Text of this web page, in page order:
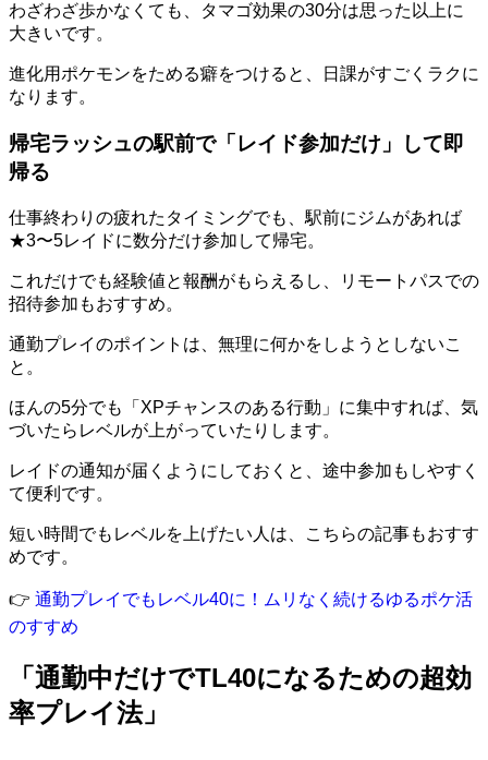
わざわざ歩かなくても、タマゴ効果の30分は思った以上に
大きいです。
進化用ポケモンをためる癖をつけると、日課がすごくラクに
なります。
帰宅ラッシュの駅前で「レイド参加だけ」して即
帰る
仕事終わりの疲れたタイミングでも、駅前にジムがあれば
★3〜5レイドに数分だけ参加して帰宅。
これだけでも経験値と報酬がもらえるし、リモートパスでの
招待参加もおすすめ。
通勤プレイのポイントは、無理に何かをしようとしないこ
と。
ほんの5分でも「XPチャンスのある行動」に集中すれば、気
づいたらレベルが上がっていたりします。
レイドの通知が届くようにしておくと、途中参加もしやすく
て便利です。
短い時間でもレベルを上げたい人は、こちらの記事もおすす
めです。
👉 通勤プレイでもレベル40に！ムリなく続けるゆるポケ活
のすすめ
「通勤中だけでTL40になるための超効
率プレイ法」